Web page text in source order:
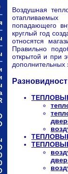
Воздушная
попадающего
круглый год
относятся
Правильно
открытой и при
дополнительных